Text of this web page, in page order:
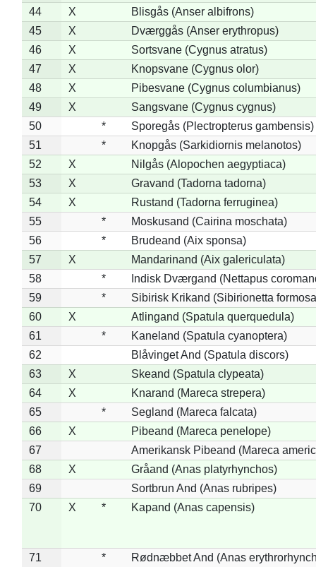
44
X
Blisgås (Anser albifrons)
45
X
Dværggås (Anser erythropus)
46
X
Sortsvane (Cygnus atratus)
47
X
Knopsvane (Cygnus olor)
48
X
Pibesvane (Cygnus columbianus)
49
X
Sangsvane (Cygnus cygnus)
50
*
Sporegås (Plectropterus gambensis)
51
*
Knopgås (Sarkidiornis melanotos)
52
X
Nilgås (Alopochen aegyptiaca)
53
X
Gravand (Tadorna tadorna)
54
X
Rustand (Tadorna ferruginea)
55
*
Moskusand (Cairina moschata)
56
*
Brudeand (Aix sponsa)
57
X
Mandarinand (Aix galericulata)
58
*
Indisk Dværgand (Nettapus
59
*
Sibirisk Krikand (Sibirionetta
60
X
Atlingand (Spatula querquedula)
61
*
Kaneland (Spatula cyanoptera)
62
Blåvinget And (Spatula discors)
63
X
Skeand (Spatula clypeata)
64
X
Knarand (Mareca strepera)
65
*
Segland (Mareca falcata)
66
X
Pibeand (Mareca penelope)
67
Amerikansk Pibeand (Mareca
68
X
Gråand (Anas platyrhynchos)
69
Sortbrun And (Anas rubripes)
70
X * Kapand (Anas capensis)
71 *
Rødnæbbet And (Anas